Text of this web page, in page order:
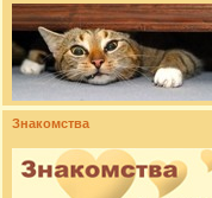
Знакомства